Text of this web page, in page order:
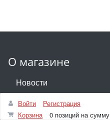
О магазине
Новости
Как купить
Войти
Регистрация
Корзина
0 позиций на сумму